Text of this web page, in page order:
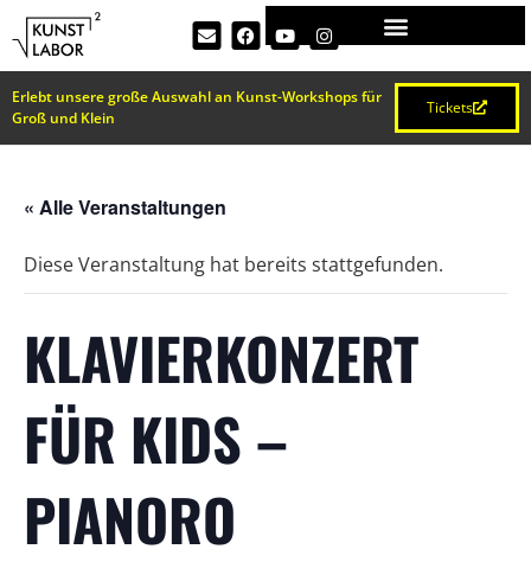
Erlebt unsere große Auswahl an Kunst-Workshops für
Groß und Klein
Tickets
« Alle Veranstaltungen
Diese Veranstaltung hat bereits stattgefunden.
KLAVIERKONZERT
FÜR KIDS –
PIANORO